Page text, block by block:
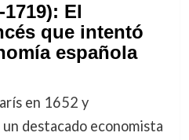
El
que intentó
española
en 1652 y
destacado economista